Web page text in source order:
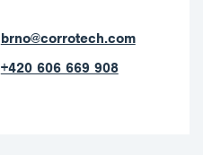
brno@corrotech.com
+420 606 669 908